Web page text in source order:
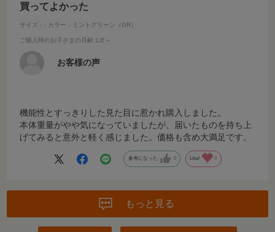
買ってよかった
サイズ：- カラー：ミントグリーン（GR）
ご購入時のお子さまの月齢:1才～
お客様の声
機能性とすっきりした見た目に惹かれ購入しました。
本体重量がやや気になっていましたが、届いたものを持ち上
げてみると意外と軽く感じました。価格も含め大満足です。
参考になった 0 Like! 0
もっと見る